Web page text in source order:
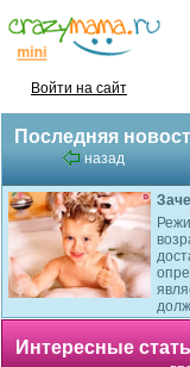
Войти на сайт
Последняя
назад
Интересные